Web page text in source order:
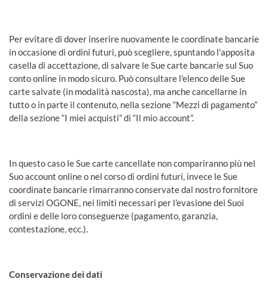
Per evitare di dover inserire nuovamente le coordinate bancarie
in occasione di ordini futuri, può scegliere, spuntando l'apposita
casella di accettazione, di salvare le Sue carte bancarie sul Suo
conto online in modo sicuro. Può consultare l'elenco delle Sue
carte salvate (in modalità nascosta), ma anche cancellarne in
tutto o in parte il contenuto, nella sezione “Mezzi di pagamento”
della sezione “I miei acquisti” di “Il mio account”.
In questo caso le Sue carte cancellate non compariranno più nel
Suo account online o nel corso di ordini futuri, invece le Sue
coordinate bancarie rimarranno conservate dal nostro fornitore
di servizi OGONE, nei limiti necessari per l'evasione dei Suoi
ordini e delle loro conseguenze (pagamento, garanzia,
contestazione, ecc.).
Conservazione dei dati